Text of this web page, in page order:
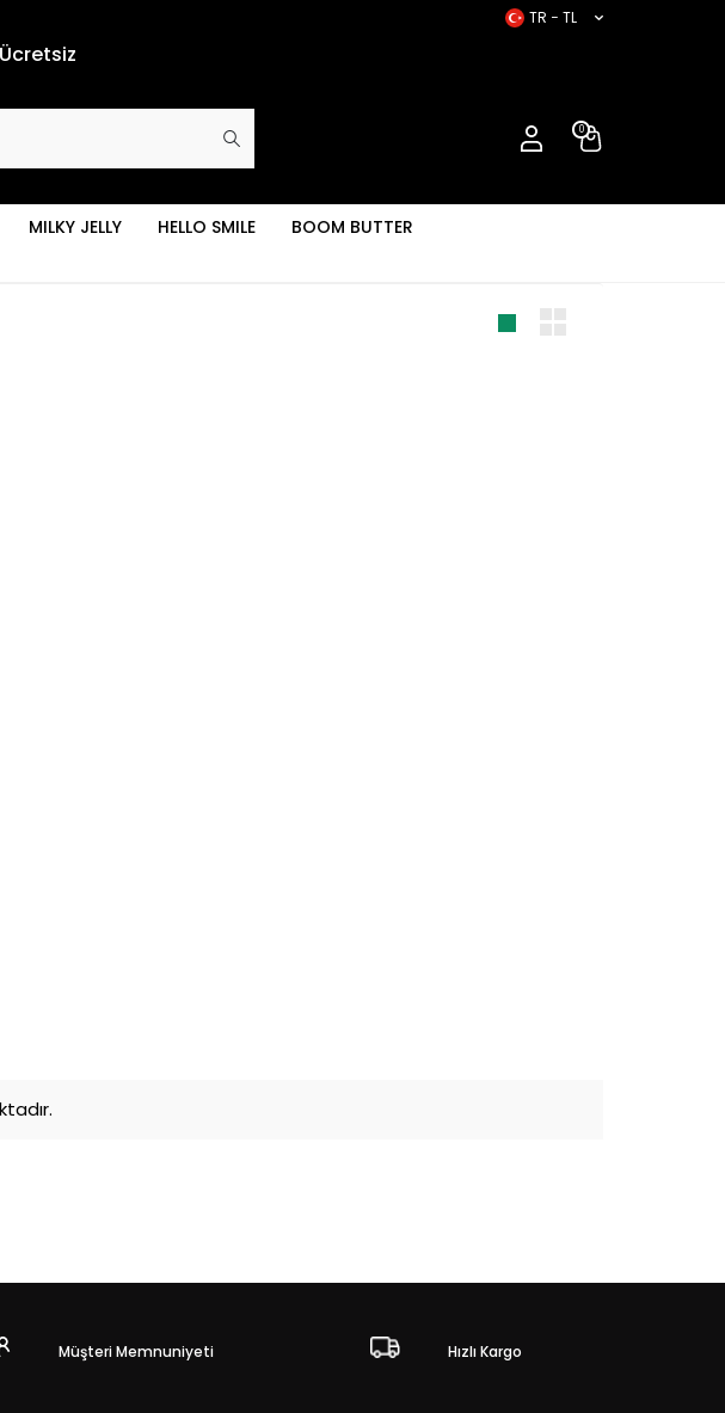
TR − TL
0
MILKY JELLY HELLO SMILE BOOM BUTTER
Müşteri Memnuniyeti Hızlı Kargo